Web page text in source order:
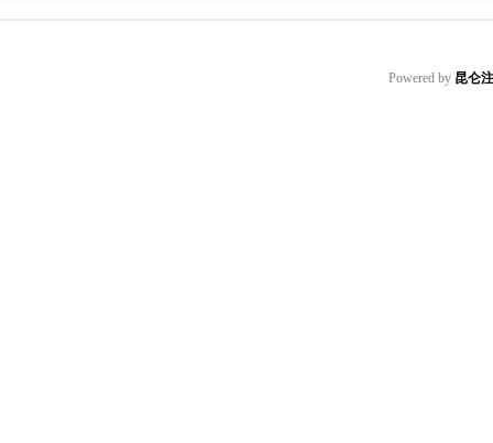
Powered by 昆仑